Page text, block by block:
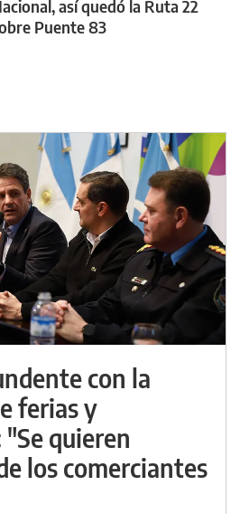
así quedó la Ruta 22
Puente 83
con la
ferias y
quieren
los comerciantes